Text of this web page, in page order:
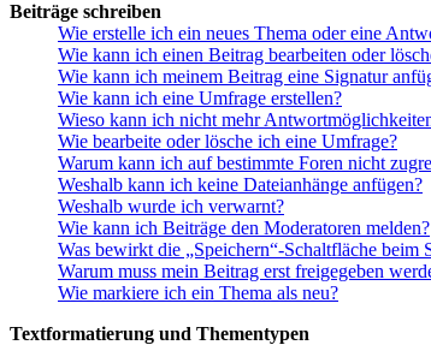
Beiträge schreiben
Wie erstelle ich ein neues Thema oder eine
Wie kann ich einen Beitrag bearbeiten oder
Wie kann ich meinem Beitrag eine Signatur
Wie kann ich eine Umfrage erstellen?
Wieso kann ich nicht mehr
Wie bearbeite oder lösche ich eine Umfrage?
Warum kann ich auf bestimmte Foren nicht
Weshalb kann ich keine Dateianhänge anfügen?
Weshalb wurde ich verwarnt?
Wie kann ich Beiträge den Moderatoren melden?
Was bewirkt die „Speichern“-Schaltfläche beim
Warum muss mein Beitrag erst freigegeben
Wie markiere ich ein Thema als neu?
Textformatierung und Thementypen